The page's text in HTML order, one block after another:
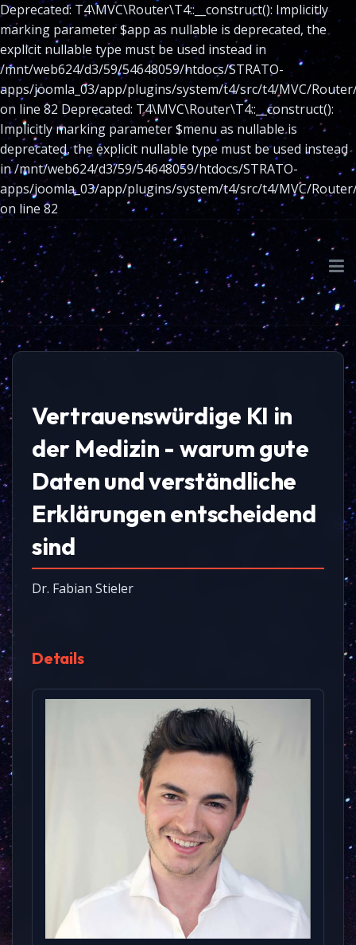
Deprecated: T4\MVC\Router\T4::__construct(): Implicitly
marking parameter $app as nullable is deprecated, the
explicit nullable type must be used instead in
/mnt/web624/d3/59/54648059/htdocs/STRATO-
apps/joomla_03/app/plugins/system/t4/src/t4/MVC/
on line 82 Deprecated: T4\MVC\Router\T4::__construct():
Implicitly marking parameter $menu as nullable is
deprecated, the explicit nullable type must be used instead
in /mnt/web624/d3/59/54648059/htdocs/STRATO-
apps/joomla_03/app/plugins/system/t4/src/t4/MVC/
on line 82
Vertrauenswürdige KI in
der Medizin - warum gute
Daten und verständliche
Erklärungen entscheidend
sind
Dr. Fabian Stieler
Details